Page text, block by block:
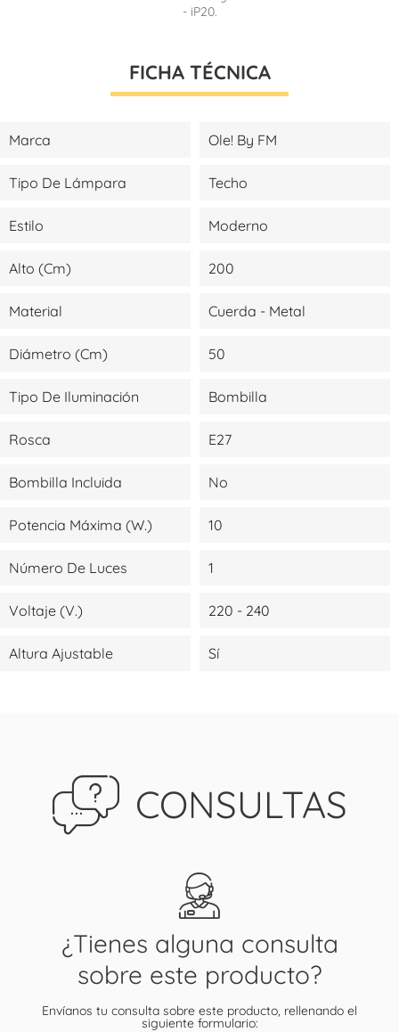
- iP20.
FICHA TÉCNICA
Marca Ole! By FM
Tipo De Lámpara Techo
Estilo Moderno
Alto (cm) 200
Material Cuerda - Metal
Diámetro (cm) 50
Tipo De Iluminación Bombilla
Rosca E27
Bombilla Incluida No
Potencia Máxima (W.) 10
Número De Luces 1
Voltaje (V.) 220 - 240
Altura Ajustable Sí
CONSULTAS
¿Tienes alguna consulta
sobre este producto?
Envíanos tu consulta sobre este producto, rellenando el
siguiente formulario: